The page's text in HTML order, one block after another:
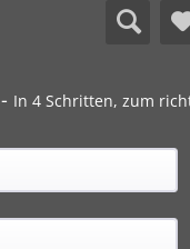
In 4 Schritten, zum